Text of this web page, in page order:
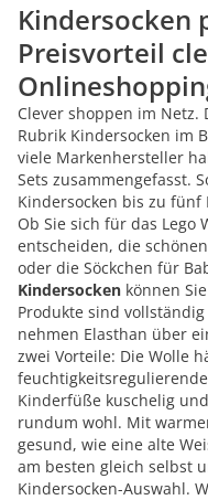
Kindersocken
Preisvorteil
Clever shoppen im
Rubrik Kindersocken im
viele Markenhersteller
Sets zusammengefasst.
Kindersocken bis zu fünf
Ob Sie sich für das Lego
entscheiden, die
oder die Söckchen für
Kindersocken können
Produkte sind
nehmen Elasthan über
zwei Vorteile: Die Wolle
Kinderfüße kuschelig
rundum wohl. Mit
gesund, wie eine alte
am besten gleich selbst
Kindersocken-Auswahl.